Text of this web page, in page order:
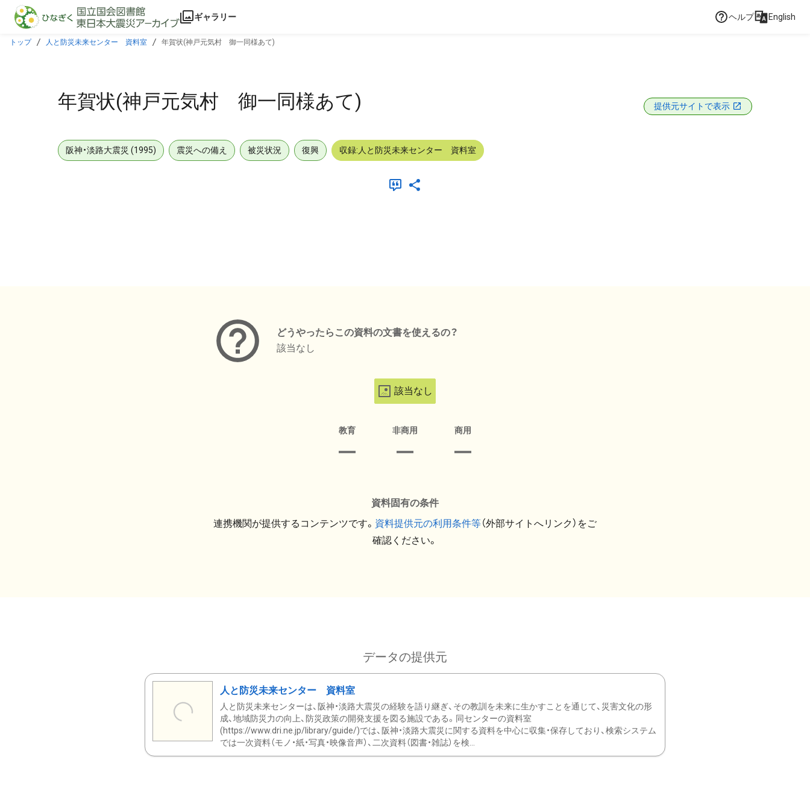
本文に飛ぶ
ギャラリー ヘルプ English
トップ 人と防災未来センター 資料室 年賀状(神戸元気村 御一同様あて)
年賀状(神戸元気村 御一同様あて) 提供元サイトで表示
阪神・淡路大震災 (1995) 震災への備え 被災状況 復興 収録:人と防災未来センター 資料室
どうやったらこの資料の文書を使えるの？
該当なし
該当なし
教育 非商用 商用
資料固有の条件
連携機関が提供するコンテンツです。 資料提供元の利用条件等（外部サイトへリンク）をご
確認ください。
データの提供元
人と防災未来センター 資料室
人と防災未来センターは、阪神・淡路大震災の経験を語り継ぎ、その教訓を未来に生かすことを通じて、災害文化の形
成、地域防災力の向上、防災政策の開発支援を図る施設である。同センターの資料室
(https://www.dri.ne.jp/library/guide/)では、阪神・淡路大震災に関する資料を中心に収集・保存しており、検索システム
では一次資料（モノ・紙・写真・映像音声）、二次資料（図書・雑誌）を検...